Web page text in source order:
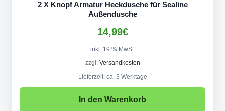
2 X Knopf Armatur Heckdusche für Sealine
Außendusche
14,99€
inkl. 19 % MwSt.
zzgl. Versandkosten
Lieferzeit: ca. 3 Werktage
In den Warenkorb